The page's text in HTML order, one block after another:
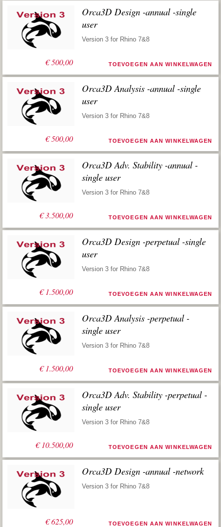
€500,00
Orca3D Design -annual -single
user
Version 3 for Rhino 7&8
TOEVOEGEN AAN WINKELWAGEN
€500,00
Orca3D Analysis -annual -single
user
Version 3 for Rhino 7&8
TOEVOEGEN AAN WINKELWAGEN
€3.500,00
Orca3D Adv. Stability -annual -
single user
Version 3 for Rhino 7&8
TOEVOEGEN AAN WINKELWAGEN
€1.500,00
Orca3D Design -perpetual -single
user
Version 3 for Rhino 7&8
TOEVOEGEN AAN WINKELWAGEN
€1.500,00
Orca3D Analysis -perpetual -
single user
Version 3 for Rhino 7&8
TOEVOEGEN AAN WINKELWAGEN
€10.500,00
Orca3D Adv. Stability -perpetual -
single user
Version 3 for Rhino 7&8
TOEVOEGEN AAN WINKELWAGEN
€625,00
Orca3D Design -annual -network
Version 3 for Rhino 7&8
TOEVOEGEN AAN WINKELWAGEN